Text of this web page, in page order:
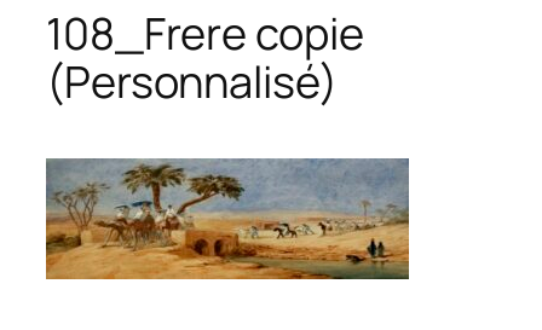
108_Frere copie
(Personnalisé)